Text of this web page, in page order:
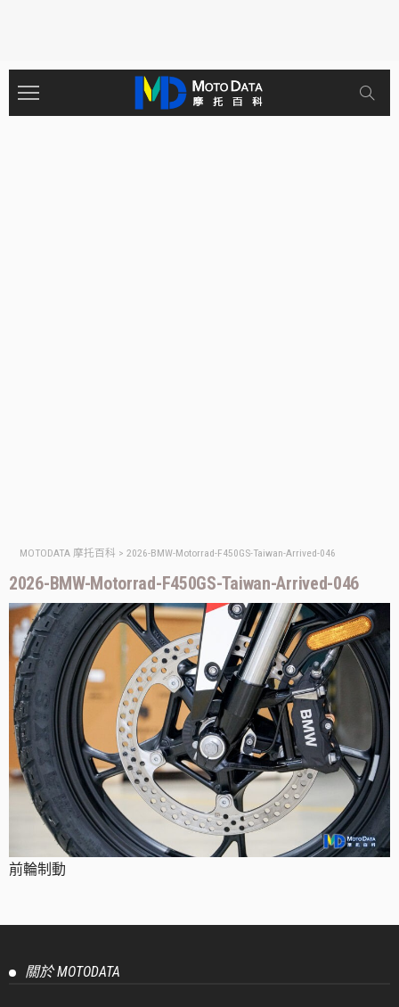
MOTODATA 摩托百科 > 2026-BMW-Motorrad-F450GS-Taiwan-Arrived-046
2026-BMW-Motorrad-F450GS-Taiwan-Arrived-046
前輪制動
關於 MOTODATA